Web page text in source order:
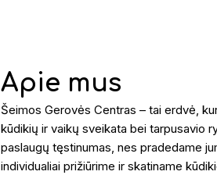
Apie mus
Šeimos Gerovės Centras – tai erdvė,
kūdikių ir vaikų sveikata bei tarpusavio
paslaugų tęstinumas, nes pradedame
individualiai prižiūrime ir skatiname